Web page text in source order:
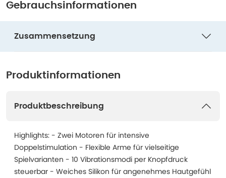
Gebrauchsinformationen
Zusammensetzung
Produktinformationen
Produktbeschreibung
Highlights: - Zwei Motoren für intensive
Doppelstimulation - Flexible Arme für vielseitige
Spielvarianten - 10 Vibrationsmodi per Knopfdruck
steuerbar - Weiches Silikon für angenehmes Hautgefühl